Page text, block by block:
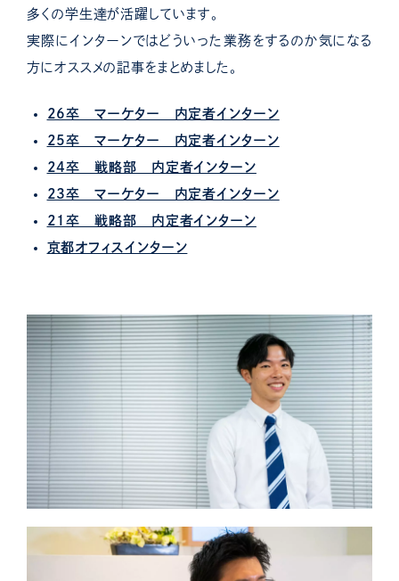
多くの学生達が活躍しています。
実際にインターンではどういった業務をするのか気になる
方にオススメの記事をまとめました。
26卒 マーケター 内定者インターン
25卒 マーケター 内定者インターン
24卒 戦略部 内定者インターン
23卒 マーケター 内定者インターン
21卒 戦略部 内定者インターン
京都オフィスインターン